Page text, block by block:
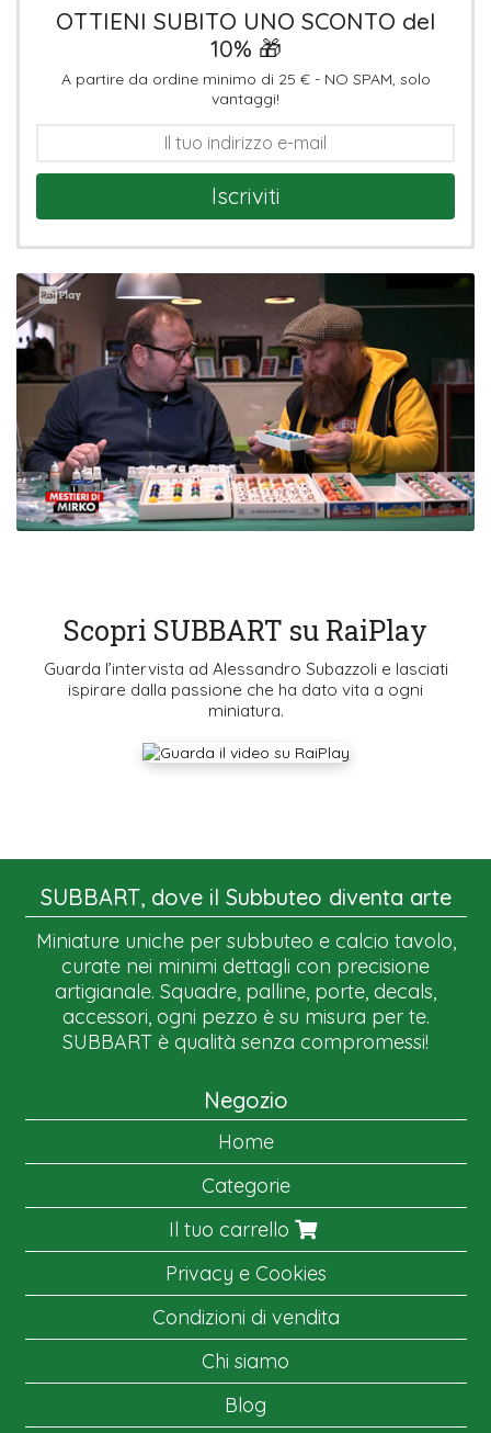
OTTIENI SUBITO UNO SCONTO del
10% 🎁
A partire da ordine minimo di 25 € - NO SPAM, solo
vantaggi!
Iscriviti
Scopri SUBBART su RaiPlay
Guarda l’intervista ad Alessandro Subazzoli e lasciati
ispirare dalla passione che ha dato vita a ogni
miniatura.
SUBBART, dove il Subbuteo diventa arte
Miniature uniche per subbuteo e calcio tavolo,
curate nei minimi dettagli con precisione
artigianale. Squadre, palline, porte, decals,
accessori, ogni pezzo è su misura per te.
SUBBART è qualità senza compromessi!
Negozio
Home
Categorie
Il tuo carrello
Privacy e Cookies
Condizioni di vendita
Chi siamo
Blog